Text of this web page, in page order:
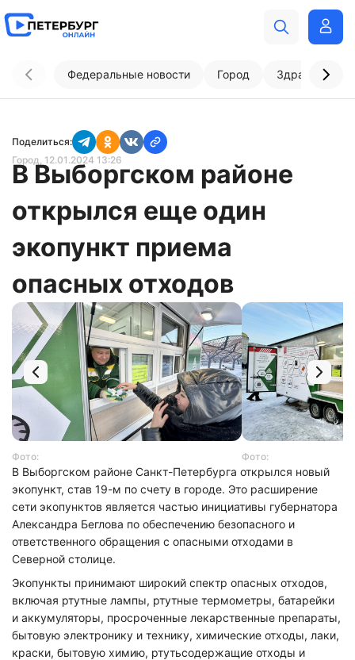
Федеральные новости Город
Поделиться:
Город, 12.01.2024 13:26
В Выборгском районе
открылся еще один
экопункт приема
опасных отходов
Фото: Фото:
В Выборгском районе Санкт-Петербурга открылся новый
экопункт, став 19-м по счету в городе. Это расширение
сети экопунктов является частью инициативы губернатора
Александра Беглова по обеспечению безопасного и
ответственного обращения с опасными отходами в
Северной столице.
Экопункты принимают широкий спектр опасных отходов,
включая ртутные лампы, ртутные термометры, батарейки
и аккумуляторы, просроченные лекарственные препараты,
бытовую электронику и технику, химические отходы, лаки,
краски, бытовую химию, ртутьсодержащие отходы и